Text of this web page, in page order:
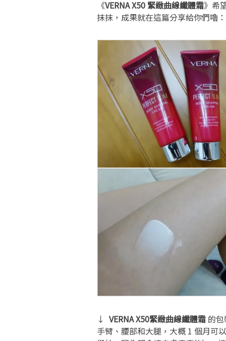
《VERNAX50 緊緻曲線纖體霜》希
抹抹，成果就在這篇分享給你們嚕
↓ VERNA X50緊緻曲線纖體霜 的
手臂、腰部和大腿，大概 1 個月可